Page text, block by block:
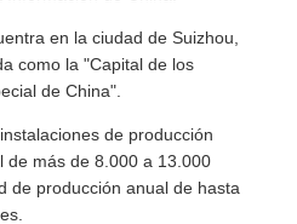
en la ciudad de Suizhou,
como la "Capital de los
de China".
de producción
de más de 8.000 a 13.000
de producción anual de hasta